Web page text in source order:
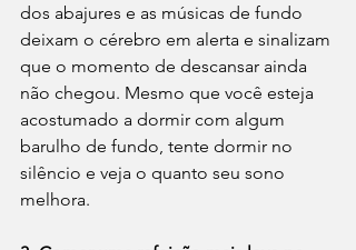
dos abajures e as músicas de fundo
deixam o cérebro em alerta e sinalizam
que o momento de descansar ainda
não chegou. Mesmo que você esteja
acostumado a dormir com algum
barulho de fundo, tente dormir no
silêncio e veja o quanto seu sono
melhora.